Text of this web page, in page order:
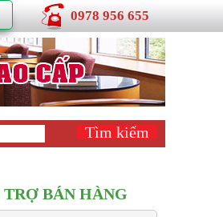
0978 956 655
BÁN HÀNG